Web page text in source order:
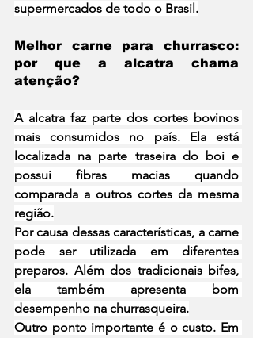
supermercados de todo o Brasil.
Melhor carne para churrasco:
por que a alcatra chama
atenção?
A alcatra faz parte dos cortes bovinos
mais consumidos no país. Ela está
localizada na parte traseira do boi e
possui fibras macias quando
comparada a outros cortes da mesma
região.
Por causa dessas características, a carne
pode ser utilizada em diferentes
preparos. Além dos tradicionais bifes,
ela também apresenta bom
desempenho na churrasqueira.
Outro ponto importante é o custo. Em